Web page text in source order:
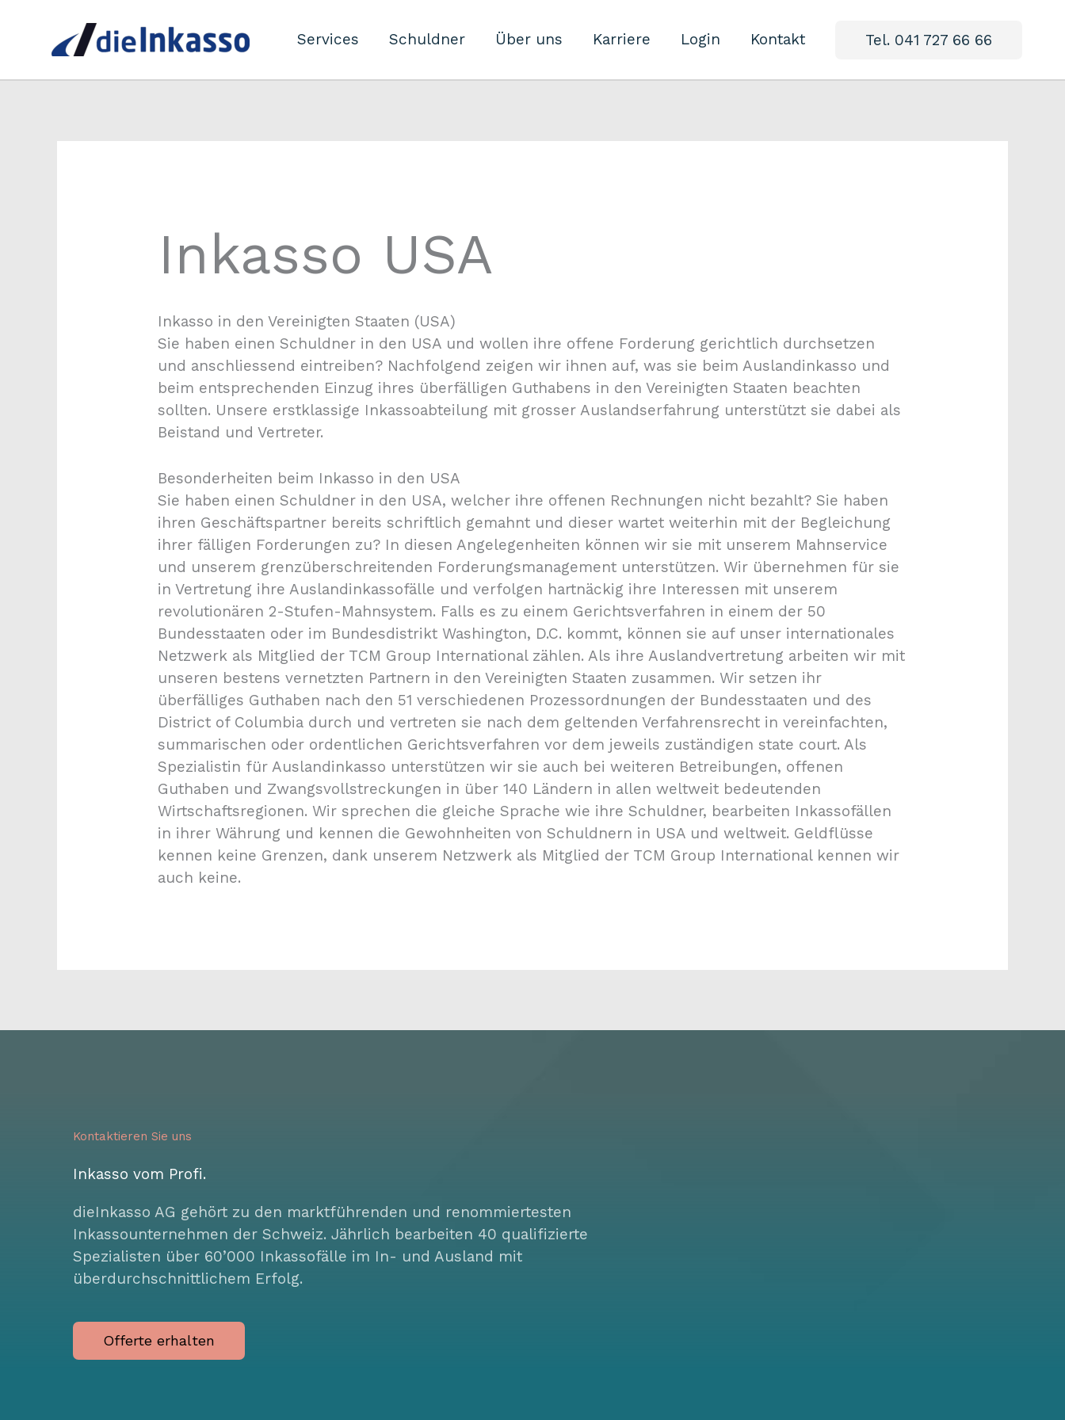
springen
Services Schuldner Über uns Karriere Login Kontakt Tel. 041 727 66 66
Inkasso USA
Inkasso in den Vereinigten Staaten (USA)
Sie haben einen Schuldner in den USA und wollen ihre offene Forderung gerichtlich durchsetzen
und anschliessend eintreiben? Nachfolgend zeigen wir ihnen auf, was sie beim Auslandinkasso und
beim entsprechenden Einzug ihres überfälligen Guthabens in den Vereinigten Staaten beachten
sollten. Unsere erstklassige Inkassoabteilung mit grosser Auslandserfahrung unterstützt sie dabei als
Beistand und Vertreter.
Besonderheiten beim Inkasso in den USA
Sie haben einen Schuldner in den USA, welcher ihre offenen Rechnungen nicht bezahlt? Sie haben
ihren Geschäftspartner bereits schriftlich gemahnt und dieser wartet weiterhin mit der Begleichung
ihrer fälligen Forderungen zu? In diesen Angelegenheiten können wir sie mit unserem Mahnservice
und unserem grenzüberschreitenden Forderungsmanagement unterstützen. Wir übernehmen für sie
in Vertretung ihre Auslandinkassofälle und verfolgen hartnäckig ihre Interessen mit unserem
revolutionären 2-Stufen-Mahnsystem. Falls es zu einem Gerichtsverfahren in einem der 50
Bundesstaaten oder im Bundesdistrikt Washington, D.C. kommt, können sie auf unser internationales
Netzwerk als Mitglied der TCM Group International zählen. Als ihre Auslandvertretung arbeiten wir mit
unseren bestens vernetzten Partnern in den Vereinigten Staaten zusammen. Wir setzen ihr
überfälliges Guthaben nach den 51 verschiedenen Prozessordnungen der Bundesstaaten und des
District of Columbia durch und vertreten sie nach dem geltenden Verfahrensrecht in vereinfachten,
summarischen oder ordentlichen Gerichtsverfahren vor dem jeweils zuständigen state court. Als
Spezialistin für Auslandinkasso unterstützen wir sie auch bei weiteren Betreibungen, offenen
Guthaben und Zwangsvollstreckungen in über 140 Ländern in allen weltweit bedeutenden
Wirtschaftsregionen. Wir sprechen die gleiche Sprache wie ihre Schuldner, bearbeiten Inkassofällen
in ihrer Währung und kennen die Gewohnheiten von Schuldnern in USA und weltweit. Geldflüsse
kennen keine Grenzen, dank unserem Netzwerk als Mitglied der TCM Group International kennen wir
auch keine.
Kontaktieren Sie uns
Inkasso vom Profi.
dieInkasso AG gehört zu den marktführenden und renommiertesten
Inkassounternehmen der Schweiz. Jährlich bearbeiten 40 qualifizierte
Spezialisten über 60’000 Inkassofälle im In- und Ausland mit
überdurchschnittlichem Erfolg.
Offerte erhalten